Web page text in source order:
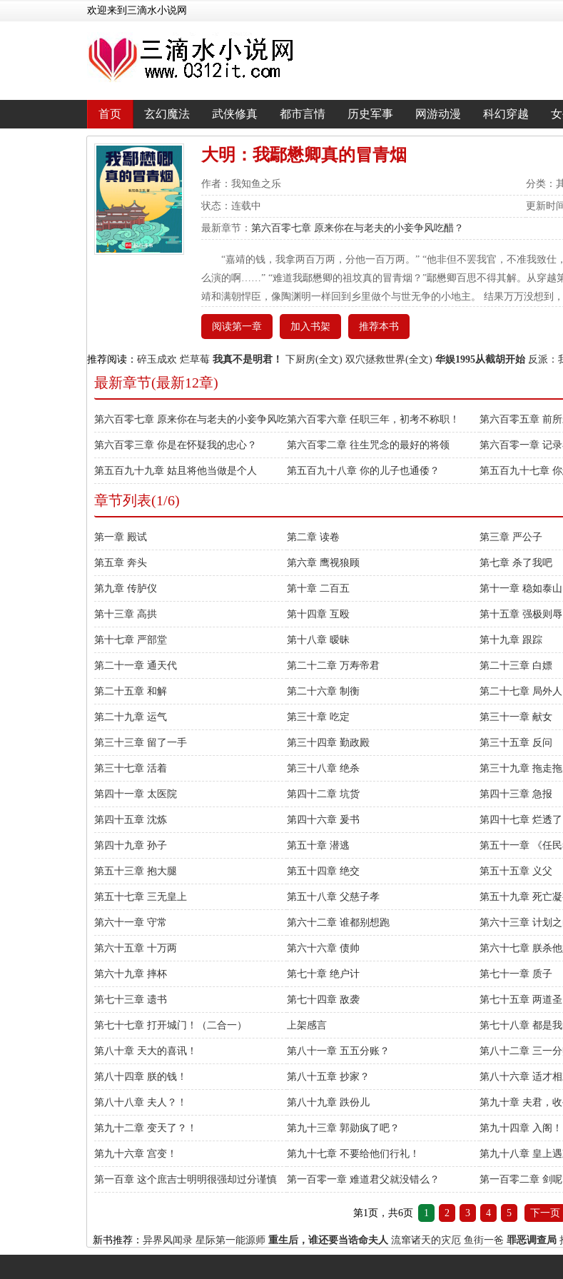
欢迎来到三滴水小说网
首页 玄幻魔法 武侠修真 都市言情 历史军事 网游动漫 科幻穿越
大明：我鄢懋卿真的冒青烟
作者：我知鱼之乐 分类：
状态：连载中 更新时
最新章节： 第六百零七章 原来你在与老夫的小妾争风吃醋？
“嘉靖的钱，我拿两百万两，分他一百万两。” “他非但不罢我官，不准我致
么演的啊……” “难道我鄢懋卿的祖坟真的冒青烟？”鄢懋卿百思不得其解。从穿越
靖和满朝悍臣，像陶渊明一样回到乡里做个与世无争的小地主。 结果万万没想
阅读第一章 加入书架 推荐本书
推荐阅读： 碎玉成欢 烂草莓 我真不是明君！ 下厨房(全文) 双穴拯救世界(全文) 华娱1995从截胡开始 反派：
最新章节(最新12章)
第六百零七章 原来你在与老夫的小妾争风吃
醋？
第六百零六章 任职三年，初考不称职！ 第六百零五章 前
第六百零三章 你是在怀疑我的忠心？ 第六百零二章 往生咒念的最好的将领 第六百零一章 记录
第五百九十九章 姑且将他当做是个人 第五百九十八章 你的儿子也通倭？ 第五百九十七章
章节列表(1/6)
第一章 殿试 第二章 读卷 第三章 严公子
第五章 奔头 第六章 鹰视狼顾 第七章 杀了我吧
第九章 传胪仪 第十章 二百五 第十一章 稳如泰山
第十三章 高拱 第十四章 互殴 第十五章 强极则辱
第十七章 严部堂 第十八章 暧昧 第十九章 跟踪
第二十一章 通天代 第二十二章 万寿帝君 第二十三章 白嫖
第二十五章 和解 第二十六章 制衡 第二十七章 局外人
第二十九章 运气 第三十章 吃定 第三十一章 献女
第三十三章 留了一手 第三十四章 勤政殿 第三十五章 反问
第三十七章 活着 第三十八章 绝杀 第三十九章 拖走
第四十一章 太医院 第四十二章 坑货 第四十三章 急报
第四十五章 沈炼 第四十六章 爰书 第四十七章 烂透了
第四十九章 孙子 第五十章 潜逃 第五十一章 《任民
第五十三章 抱大腿 第五十四章 绝交 第五十五章 义父
第五十七章 三无皇上 第五十八章 父慈子孝 第五十九章 死亡
第六十一章 守常 第六十二章 谁都别想跑 第六十三章 计划
第六十五章 十万两 第六十六章 债帅 第六十七章 朕杀
第六十九章 摔杯 第七十章 绝户计 第七十一章 质子
第七十三章 遗书 第七十四章 敌袭 第七十五章 两道圣
第七十七章 打开城门！（二合一） 上架感言 第七十八章 都是我
第八十章 天大的喜讯！ 第八十一章 五五分账？ 第八十二章 三一分
第八十四章 朕的钱！ 第八十五章 抄家？ 第八十六章 适才
第八十八章 夫人？！ 第八十九章 跌份儿 第九十章 夫君，收
第九十二章 变天了？！ 第九十三章 郭勋疯了吧？ 第九十四章 入阁！
第九十六章 宫变！ 第九十七章 不要给他们行礼！ 第九十八章 皇上遇
第一百章 这个庶吉士明明很强却过分谨慎 第一百零一章 难道君父就没错么？ 第一百零二章 剑
第1页，共6页 1 2 3 4 5 下一页
新书推荐： 异界风闻录 星际第一能源师 重生后，谁还要当诰命夫人 流窜诸天的灾厄 鱼街一爸 罪恶调查局